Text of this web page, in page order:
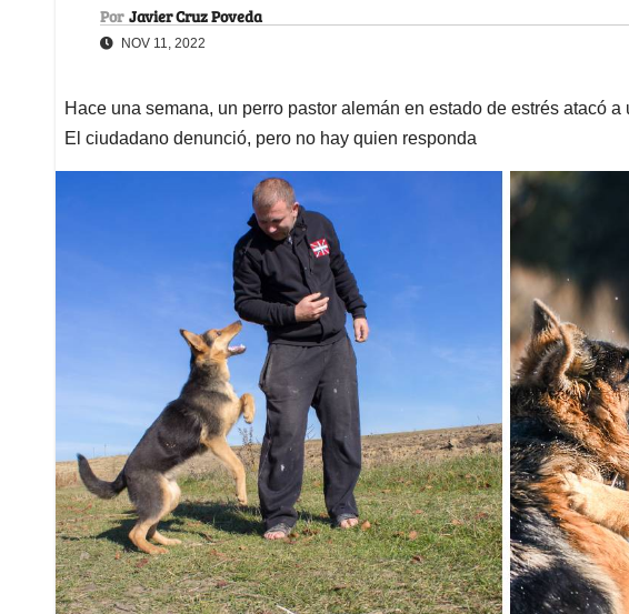
Por Javier Cruz Poveda
NOV 11, 2022
Hace una semana, un perro pastor alemán en estado de estrés atacó
El ciudadano denunció, pero no hay quien responda